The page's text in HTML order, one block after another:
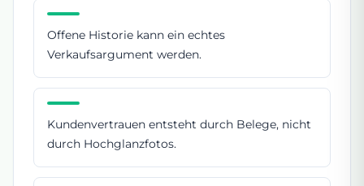
Offene Historie kann ein echtes
Verkaufsargument werden.
Kundenvertrauen entsteht durch Belege, nicht
durch Hochglanzfotos.